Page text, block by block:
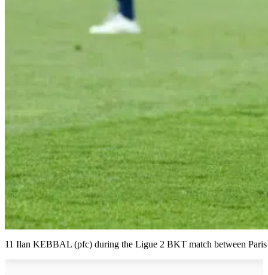
11 Ilan KEBBAL (pfc) during the Ligue 2 BKT match between